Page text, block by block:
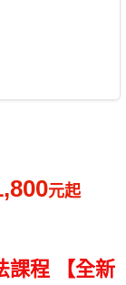
元起
課程 【全新